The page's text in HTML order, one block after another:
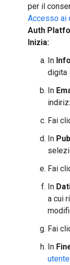
per il
Accesso ai
Auth
Inizia:
In
digita
In
Fai
In
Fai
In
a cui
Fai
In